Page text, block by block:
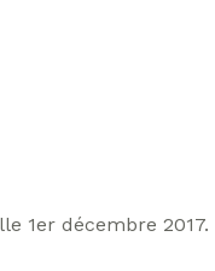
1er décembre 2017.